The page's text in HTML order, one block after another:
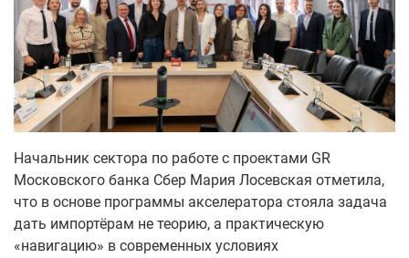
Начальник сектора по работе с проектами GR
Московского банка Сбер Мария Лосевская отметила,
что в основе программы акселератора стояла задача
дать импортёрам не теорию, а практическую
«навигацию» в современных условиях